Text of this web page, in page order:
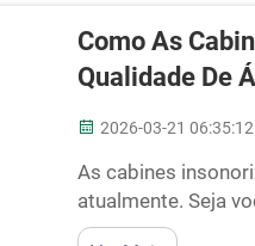
Como As
Qualidade De
2026-03-21 06:35:12
As cabines
atualmente. Seja
boa qualidade de